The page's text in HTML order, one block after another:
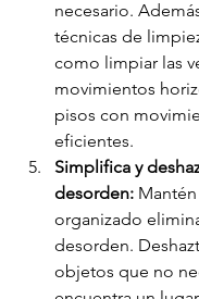
necesario.
técnicas de
como limpiar las
movimientos
pisos con
eficientes.
Simplifica y
desorden:
organizado
desorden.
objetos que no